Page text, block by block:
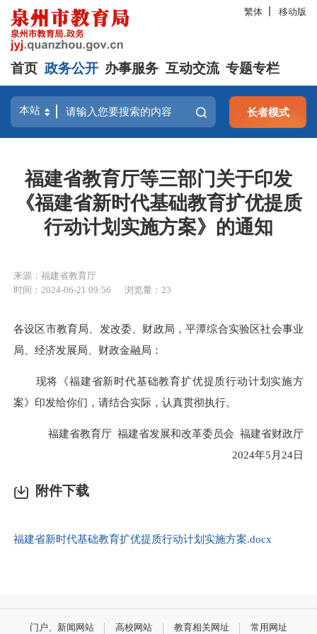
繁体 移动版
首页 政务公开 办事服务 互动交流 专题专栏
长者模式
福建省教育厅等三部门关于印发
《福建省新时代基础教育扩优提质
行动计划实施方案》的通知
来源：福建省教育厅
时间：2024-06-21 09:56
浏览量： 23
各设区市教育局、发改委、财政局，平潭综合实验区社会事业
局、经济发展局、财政金融局：
现将《福建省新时代基础教育扩优提质行动计划实施方
案》印发给你们，请结合实际，认真贯彻执行。
福建省教育厅 福建省发展和改革委员会 福建省财政厅
2024年5月24日
附件下载
福建省新时代基础教育扩优提质行动计划实施方案.docx
门户、新闻网站 高校网站 教育相关网址 常用网址